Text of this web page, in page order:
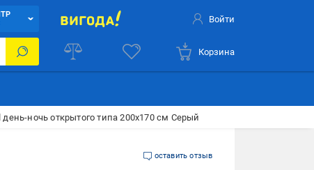
Войти
Корзина
ночь открытого типа 200х170 см Серый
оставить отзыв